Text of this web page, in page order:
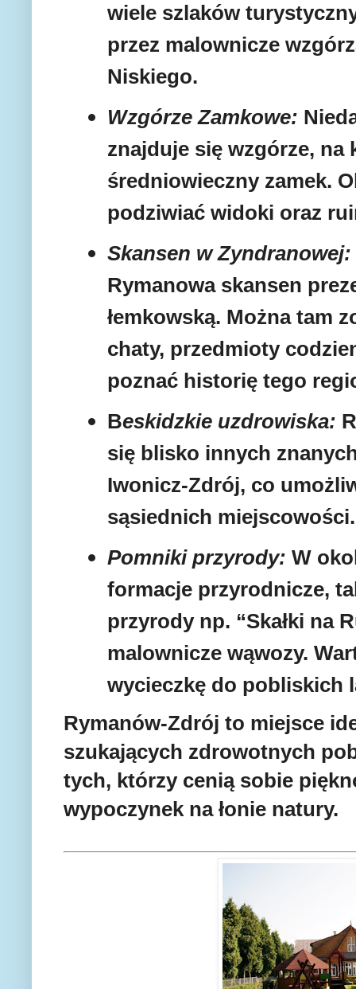
wiele szlaków
przez malownicze
Niskiego.
Wzgórze Zamkowe:
znajduje się wzgórze, na
średniowieczny zamek.
podziwiać widoki oraz
Skansen w Zyndranowej:
Rymanowa skansen
łemkowską. Można tam
chaty, przedmioty
poznać historię tego
Beskidzkie uzdrowiska:
się blisko innych
Iwonicz-Zdrój, co
sąsiednich miejscowości.
Pomniki przyrody: W
formacje przyrodnicze,
przyrody np. “Skałki na
malownicze wąwozy.
wycieczkę do pobliskich
Rymanów-Zdrój to miejsce
szukających zdrowotnych
tych, którzy cenią sobie
wypoczynek na łonie natury.